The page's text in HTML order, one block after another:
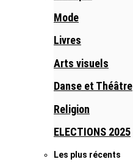
Mode
Livres
Arts visuels
Danse et Théâtre
Religion
ELECTIONS 2025
Les plus récents